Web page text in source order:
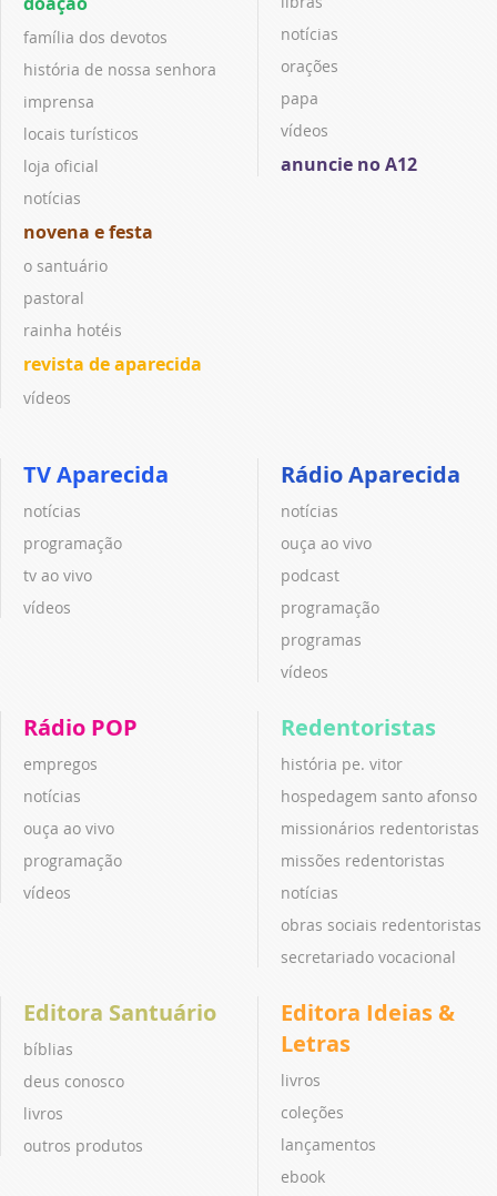
família dos devotos
história de nossa senhora
imprensa
locais turísticos
loja oficial
notícias
novena e festa
o santuário
pastoral
rainha hotéis
revista de aparecida
vídeos
notícias
orações
papa
vídeos
anuncie no A12
TV Aparecida
notícias
programação
tv ao vivo
vídeos
Rádio Aparecida
notícias
ouça ao vivo
podcast
programação
programas
vídeos
Rádio POP
empregos
notícias
ouça ao vivo
programação
vídeos
Redentoristas
história pe. vitor
hospedagem santo afonso
missionários redentoristas
missões redentoristas
notícias
obras sociais redentoristas
secretariado vocacional
Editora Santuário
bíblias
deus conosco
livros
outros produtos
Editora Ideias &
Letras
livros
coleções
lançamentos
ebook